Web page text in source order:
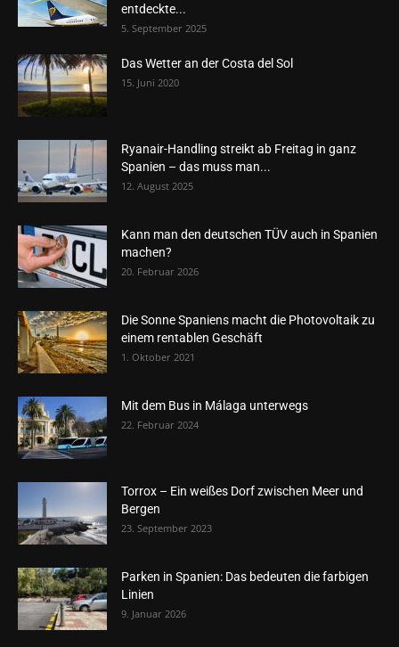
entdeckte...
5. September 2025
Das Wetter an der Costa del Sol
15. Juni 2020
Ryanair-Handling streikt ab Freitag in ganz
Spanien – das muss man...
12. August 2025
Kann man den deutschen TÜV auch in Spanien
machen?
20. Februar 2026
Die Sonne Spaniens macht die Photovoltaik zu
einem rentablen Geschäft
1. Oktober 2021
Mit dem Bus in Málaga unterwegs
22. Februar 2024
Torrox – Ein weißes Dorf zwischen Meer und
Bergen
23. September 2023
Parken in Spanien: Das bedeuten die farbigen
Linien
9. Januar 2026